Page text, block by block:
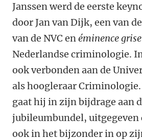
Janssen werd de eerste
door Jan van Dijk, een van
van de NVC enéminence grise
Nederlandse criminologie.
ook verbonden aan de
als hoogleraar
gaat hij in zijn bijdrage aan
jubileumbundel, uitgegeven
ook in het bijzonder in op